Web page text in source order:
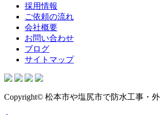
採用情報
ご依頼の流れ
会社概要
お問い合わせ
ブログ
サイトマップ
Copyright© 松本市や塩尻市で防水工事・